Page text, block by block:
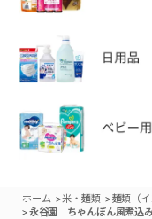
ホーム >米・麺類 >麺類（イ
>永谷園 ちゃんぽん風煮込